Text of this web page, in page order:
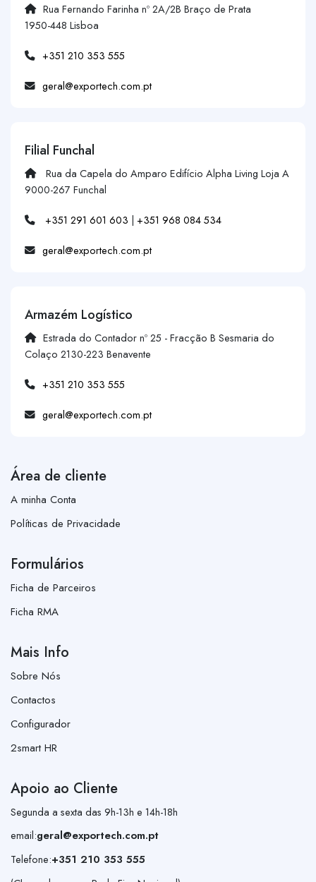
Rua Fernando Farinha nº 2A/2B Braço de Prata
1950-448 Lisboa
+351 210 353 555
geral@exportech.com.pt
Filial Funchal
Rua da Capela do Amparo Edifício Alpha Living Loja A
9000-267 Funchal
+351 291 601 603 | +351 968 084 534
geral@exportech.com.pt
Armazém Logístico
Estrada do Contador nº 25 - Fracção B Sesmaria do
Colaço 2130-223 Benavente
+351 210 353 555
geral@exportech.com.pt
Área de cliente
A minha Conta
Políticas de Privacidade
Formulários
Ficha de Parceiros
Ficha RMA
Mais Info
Sobre Nós
Contactos
Configurador
2smart HR
Apoio ao Cliente
Segunda a sexta das 9h-13h e 14h-18h
email:geral@exportech.com.pt
Telefone:+351 210 353 555